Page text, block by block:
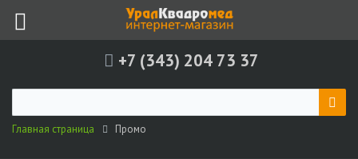
+7 (343) 204 73 37
Главная страница Промо